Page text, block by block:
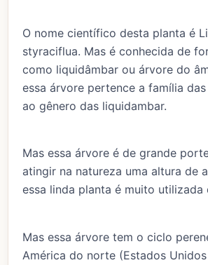
O nome científico desta planta é
styraciflua. Mas é conhecida de
como liquidâmbar ou árvore do
essa árvore pertence a família
ao gênero das liquidambar.
Mas essa árvore é de grande
atingir na natureza uma altura de
essa linda planta é muito utilizada
Mas essa árvore tem o ciclo
América do norte (Estados